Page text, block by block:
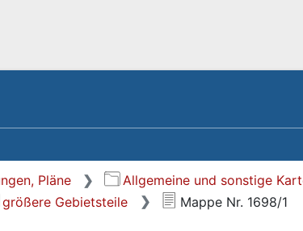
Pläne Allgemeine und sonstige
größere Gebietsteile Mappe Nr. 1698/1